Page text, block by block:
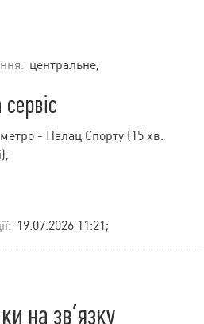
центральне;
метро - Палац Спорту (15 хв.
19.07.2026 11:21;
на зв’язку